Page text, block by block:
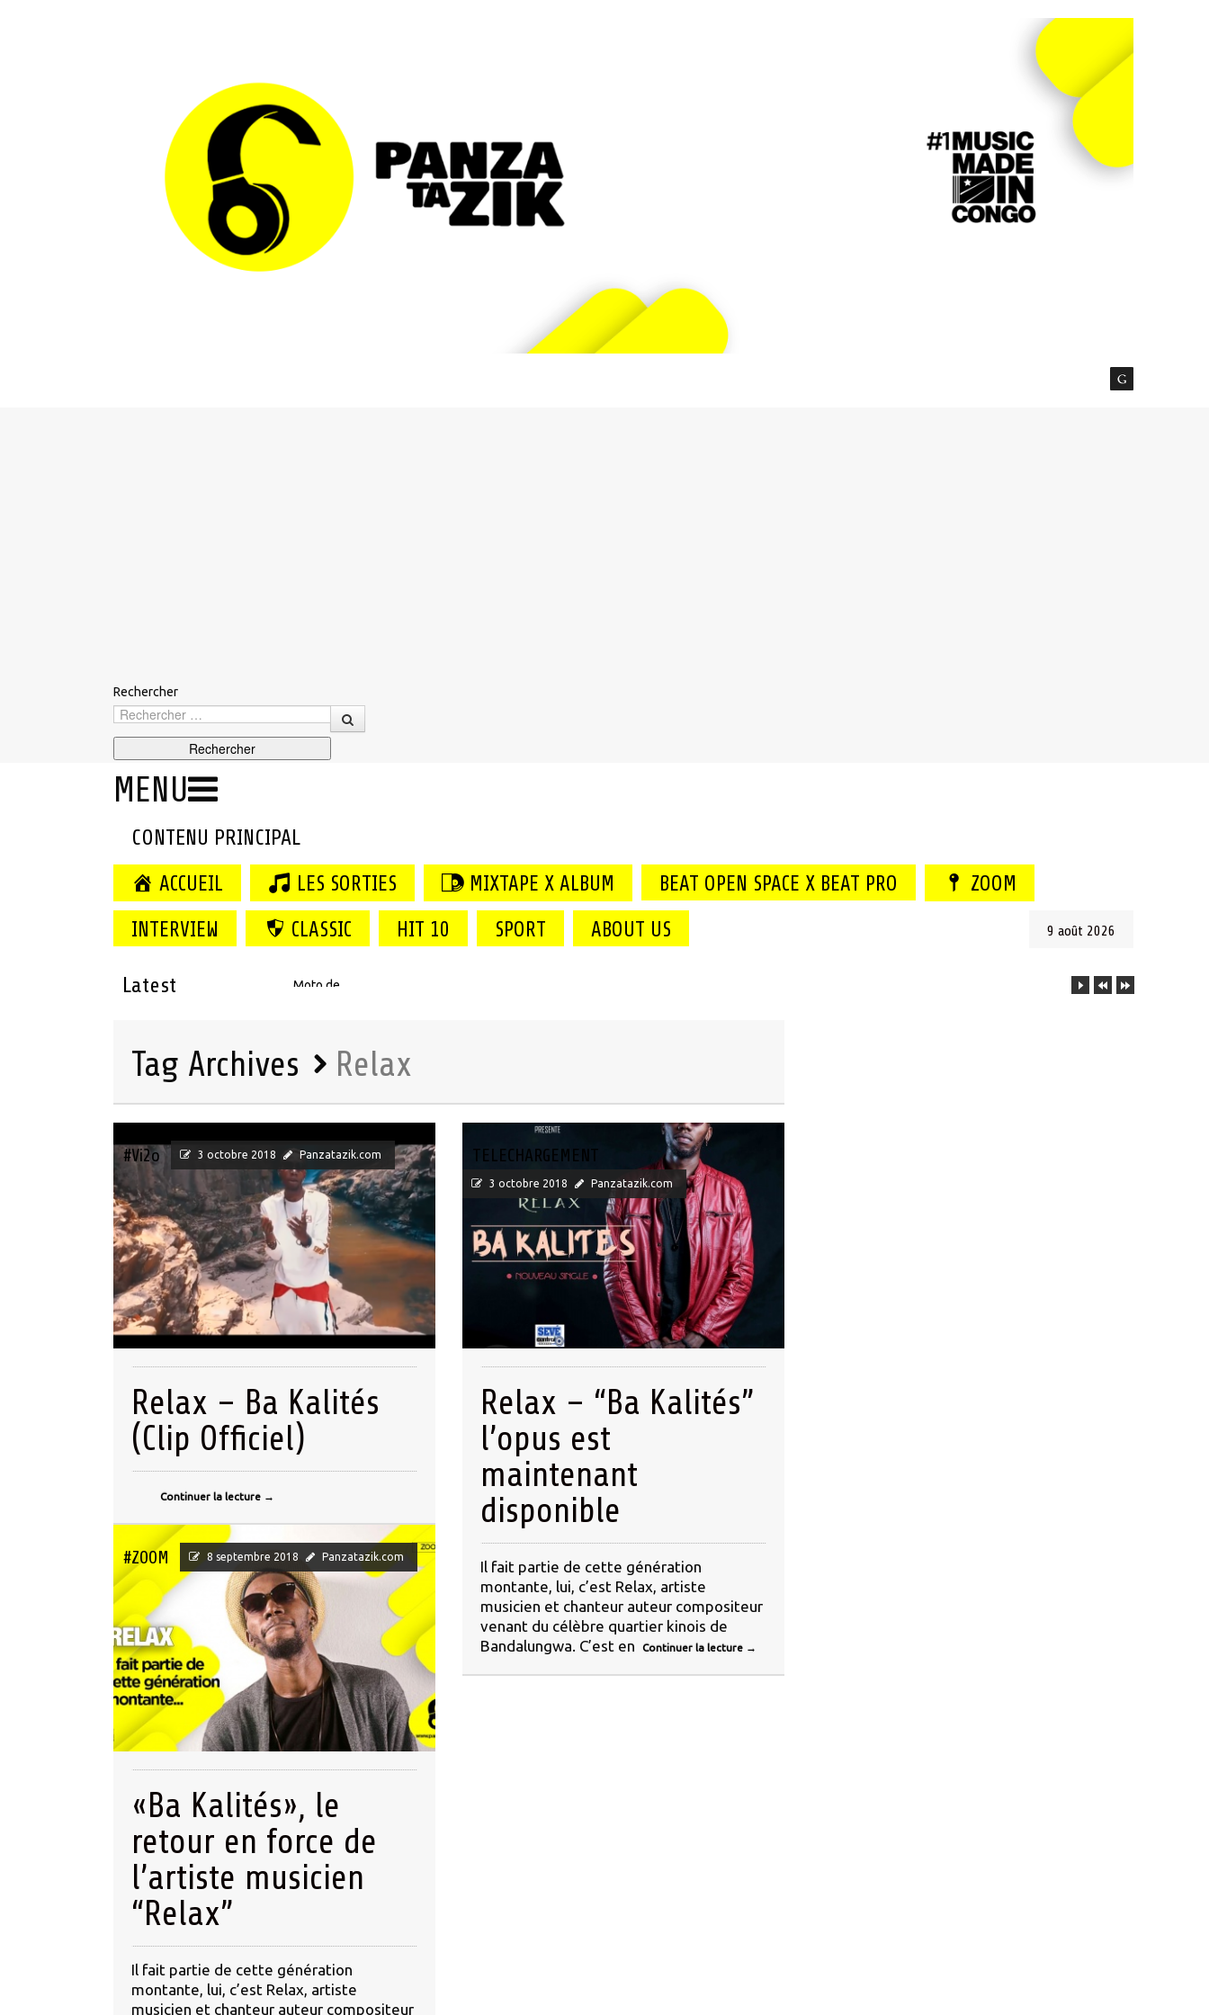
Rechercher
MENU
CONTENU PRINCIPAL
ACCUEIL LES SORTIES MIXTAPE X ALBUM BEAT OPEN SPACE X BEAT PRO
ZOOM
INTERVIEW
CLASSIC HIT 10 SPORT ABOUT US 9 août 2026
Latest Moto de Mombo Gang (Maitenant disponible)
Tag Archives Relax
#Vi2o 3 octobre 2018 Panzatazik.com
Relax – Ba Kalités
(Clip Officiel)
Continuer la lecture →
TELECHARGEMENT
3 octobre 2018 Panzatazik.com
Relax – “Ba Kalités”
l’opus est
maintenant
disponible
Il fait partie de cette génération
montante, lui, c’est Relax, artiste
musicien et chanteur auteur compositeur
venant du célèbre quartier kinois de
Bandalungwa. C’est en
Continuer la lecture →
#ZOOM 8 septembre 2018 Panzatazik.com
«Ba Kalités», le
retour en force de
l’artiste musicien
“Relax”
Il fait partie de cette génération
montante, lui, c’est Relax, artiste
musicien et chanteur auteur compositeur